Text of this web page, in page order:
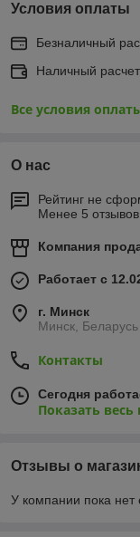
Условия оплаты
Безналичный
Наличный расчет
Все условия
О нас
Рейтинг не
Менее 5
Компания
Работает с
г. Минск
Минск, Беларусь
Контакты
Сегодня
Показать
Отзывы о
У компании пока нет